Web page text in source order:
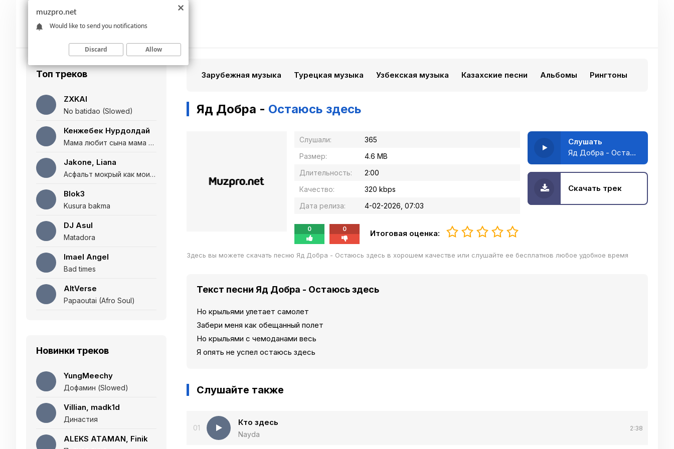
Топ треков
ZXKAI
No batidao (Slowed)
Кенжебек Нурдолдай
Мама любит сына мама любит дочь (Полная версия)
Jakone, Liana
Асфальт мокрый как мои глаза и я нарезаю
Blok3
Kusura bakma
DJ Asul
Matadora
Imael Angel
Bad times
AltVerse
Papaoutai (Afro Soul)
Новинки треков
YungMeechy
Дофамин (Slowed)
Villian, madk1d
Династия
ALEKS ATAMAN, Finik
Зарубежная музыка Турецкая музыка Узбекская музыка Казахские песни Альбомы Рингтоны
Яд Добра - Остаюсь здесь
Слушали:
365
Размер:
4.6 MB
Длительность:
2:00
Качество:
320 kbps
Дата релиза:
4-02-2026, 07:03
0 0 Итоговая оценка:
Слушать
Яд Добра - Остаюсь здесь
Скачать трек
Здесь вы можете скачать песню Яд Добра - Остаюсь здесь в хорошем качестве или слушайте ее бесплатнов любое удобное время
Текст песни Яд Добра - Остаюсь здесь
Но крыльями улетает самолет
Забери меня как обещанный полет
Но крыльями с чемоданами весь
Я опять не успел остаюсь здесь
Слушайте также
01
Кто здесь
Nayda
2:38
muzpro.net
Would like to send you notifications
Discard Allow